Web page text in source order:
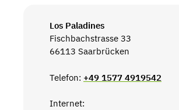
Los Paladines
Fischbachstrasse 33
66113 Saarbrücken
Telefon: +49 1577 4919542
Internet: